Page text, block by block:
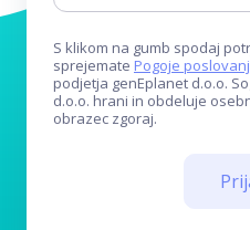
S klikom na gumb spodaj
sprejemate Pogoje
podjetja genEplanet d.o.o.
d.o.o. hrani in obdeluje
obrazec zgoraj.